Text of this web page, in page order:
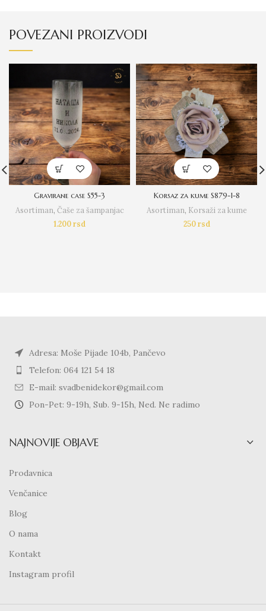
POVEZANI PROIZVODI
Gravirane case S55-3
Asortiman, Čaše za šampanjac
1.200rsd
Korsaz za kume S879-1-8
Asortiman, Korsaži za kume
250rsd
Adresa: Moše Pijade 104b, Pančevo
Telefon: 064 121 54 18
E-mail: svadbenidekor@gmail.com
Pon-Pet: 9-19h, Sub. 9-15h, Ned. Ne radimo
NAJNOVIJE OBJAVE
Prodavnica
Venčanice
Blog
O nama
Kontakt
Instagram profil